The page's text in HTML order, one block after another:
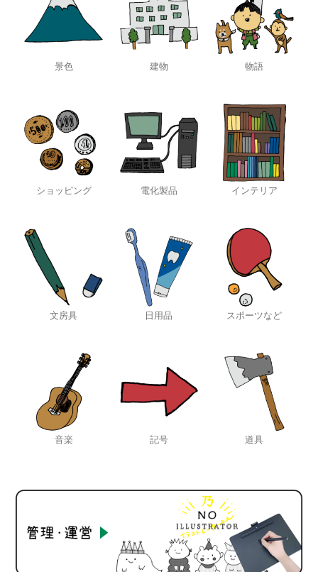
景色 建物 物語
ショッピング 電化製品 インテリア
文房具 日用品 スポーツなど
音楽 記号 道具